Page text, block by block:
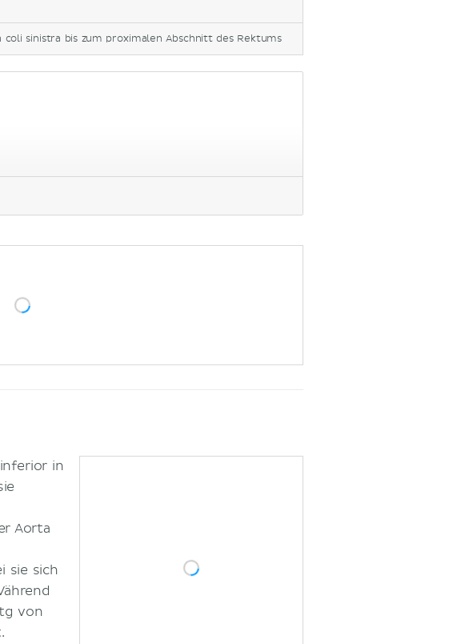
coli sinistra bis zum proximalen Abschnitt des Rektums
in
Aorta
sie sich
von